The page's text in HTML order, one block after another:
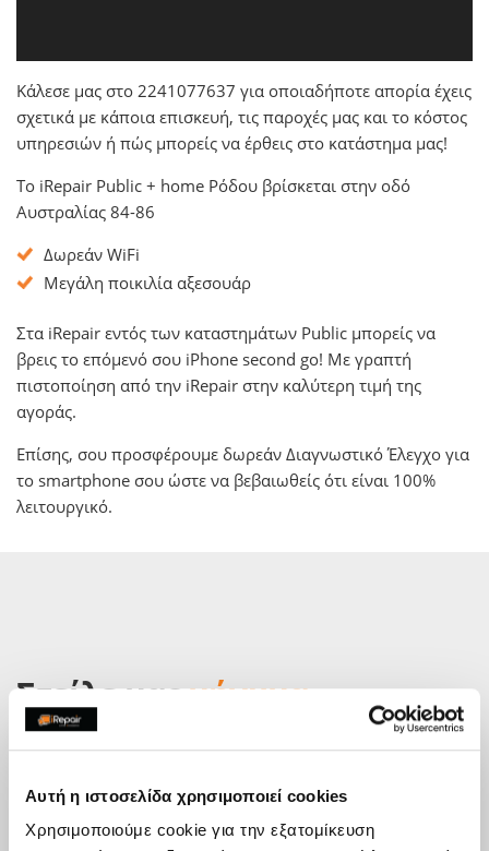
Αυτή η ιστοσελίδα χρησιμοποιεί cookies
Χρησιμοποιούμε cookie για την εξατομίκευση
Κάλεσε μας στο 2241077637 για οποιαδήποτε απορία έχεις
σχετικά με κάποια επισκευή, τις παροχές μας και το κόστος
υπηρεσιών ή πώς μπορείς να έρθεις στο κατάστημα μας!
Το iRepair Public + home Ρόδου βρίσκεται στην οδό
Αυστραλίας 84-86
Δωρεάν WiFi
Μεγάλη ποικιλία αξεσουάρ
Στα iRepair εντός των καταστημάτων Public μπορείς να
βρεις το επόμενό σου iPhone second go! Με γραπτή
πιστοποίηση από την iRepair στην καλύτερη τιμή της
αγοράς.
Επίσης, σου προσφέρουμε δωρεάν Διαγνωστικό Έλεγχο για
το smartphone σου ώστε να βεβαιωθείς ότι είναι 100%
λειτουργικό.
Στείλε μαςμήνυμα
τις εντυπώσεις σου απευθείας στο κατάστημα και θα
επικοινωνήσουμε μαζί σου το συντομότερο δυνατόν.